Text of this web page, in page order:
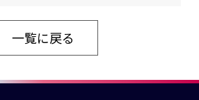
一覧に戻る